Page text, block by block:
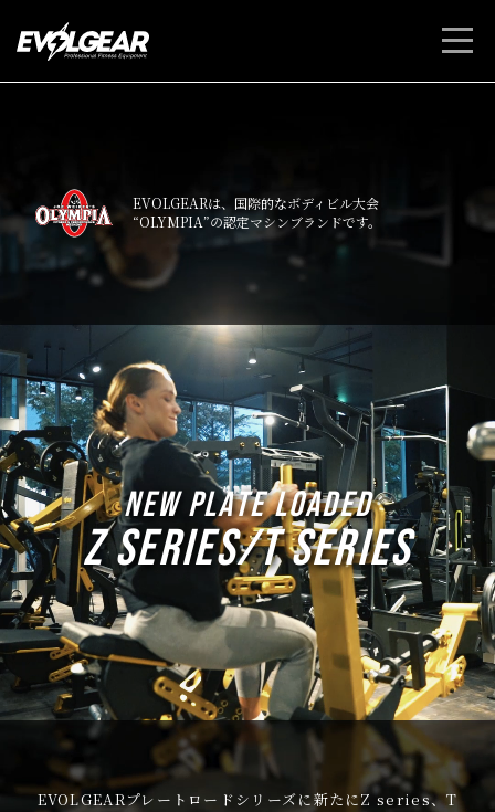
NEW PLATE LOADED
Z SERIES/T SERIES
EVOLGEARプレートロードシリーズに新たにZ series、T
EVOLGEARは、国際的なボディビル大会
“OLYMPIA”の認定マシンブランドです。